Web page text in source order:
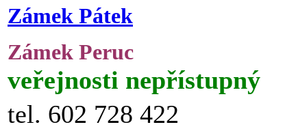
Zámek Pátek
Zámek Peruc
veřejnosti nepřístupný
tel. 602 728 422